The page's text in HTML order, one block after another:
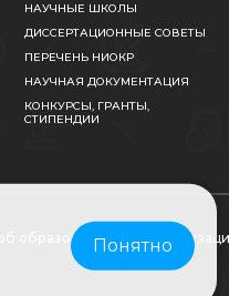
НАУЧНЫЕ ШКОЛЫ
ДИССЕРТАЦИОННЫЕ СОВЕТЫ
ПЕРЕЧЕНЬ НИОКР
НАУЧНАЯ ДОКУМЕНТАЦИЯ
КОНКУРСЫ, ГРАНТЫ,
СТИПЕНДИИ
образовательной
Понятно